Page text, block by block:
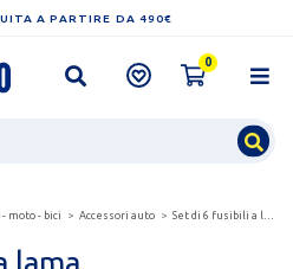
A PARTIRE DA 490€
0
moto - bici Accessori auto Set di 6 fusibili a lama.